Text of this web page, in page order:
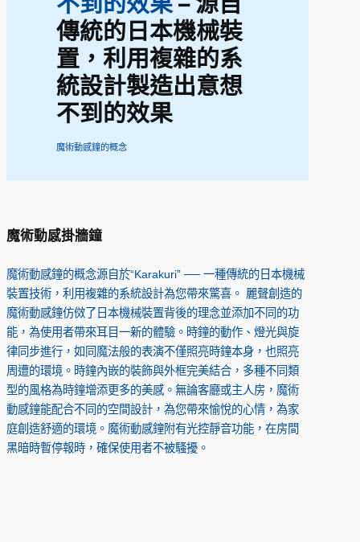
傳統的日本機械裝
置，利用複雜的系
統設計製造出意想
不到的效果
魔術動感鐘的概念
魔術動感掛牆鐘
魔術動感鐘的概念源自於“Karakuri” ── 一種傳統的日本機械
裝置技術，利用複雜的系統設計為您帶來驚喜。 麗聲創造的
魔術動感鐘仿傚了日本機械裝置背後的理念並添加不同的功
能，為使用者帶來耳目一新的體驗。時鐘的動作、燈光與旋
律同步進行，如同魔法般的表演不僅照亮時鐘本身，也照亮
周遭的環境。時鐘內嵌的裝飾與外框完美結合，多種不同類
型的風格為時鐘增添更多的美感。無論客廳或主人房，魔術
動感鐘能配合不同的空間設計，為您帶來愉悅的心情，為家
庭創造舒適的環境。魔術動感鐘附有光控靜音功能，在房間
黑暗時暫停報時，確保使用者不被騷擾。